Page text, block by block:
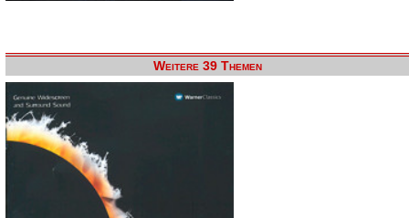
Weitere 39 Themen